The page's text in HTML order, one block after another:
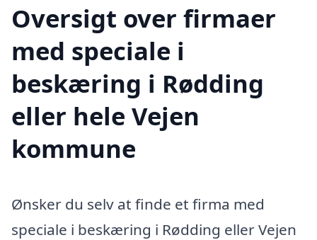
Oversigt over firmaer
med speciale i
beskæring i Rødding
eller hele Vejen
kommune
Ønsker du selv at finde et firma med
speciale i beskæring i Rødding eller Vejen